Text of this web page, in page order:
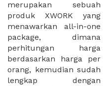
merupakan sebuah
produk XWORK yang
menawarkan all-in-one
package, dimana
perhitungan harga
berdasarkan harga per
orang, kemudian sudah
lengkap dengan
coffee break disela-sela
acara meeting Anda.
Paket meeting ini cocok
untuk Anda yang ingin
menggelar meeting
besar seperti meeting
akhir tahun, meeting
awal tahun, meeting di